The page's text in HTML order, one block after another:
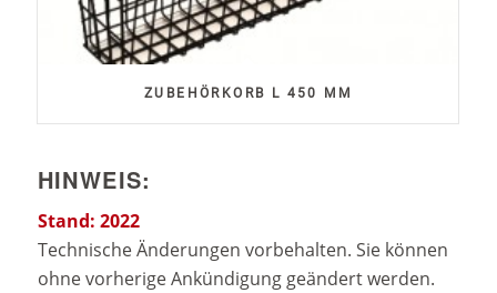
ZUBEHÖRKORB L 450 MM
HINWEIS:
Stand: 2022
Technische Änderungen vorbehalten. Sie können
ohne vorherige Ankündigung geändert werden.